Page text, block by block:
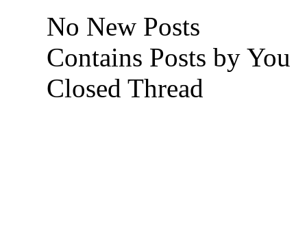
No New Posts
Contains Posts by You
Closed Thread